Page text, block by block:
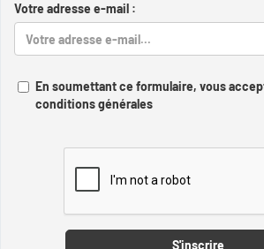
Votre adresse e-mail :
En soumettant ce formulaire, vous
conditions générales
S'inscrire